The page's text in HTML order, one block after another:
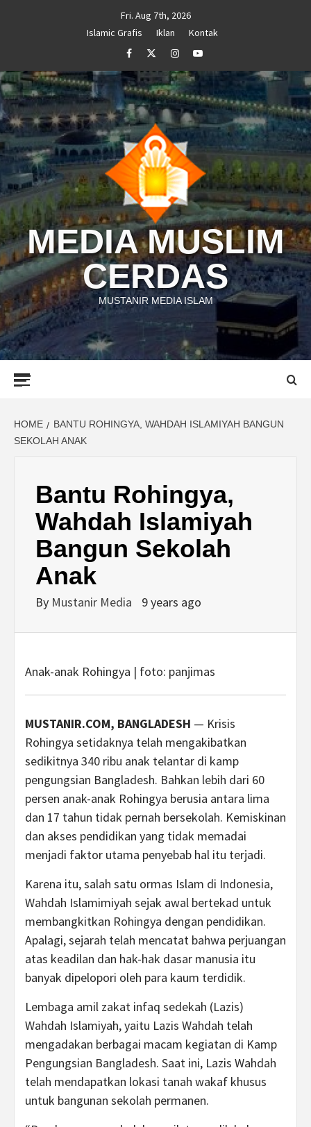
Fri. Aug 7th, 2026
Islamic Grafis
Iklan
Kontak
FacebookTwitterInstagramYoutube
MEDIA MUSLIM
CERDAS
MUSTANIR MEDIA ISLAM
HOME
BANTU ROHINGYA, WAHDAH ISLAMIYAH BANGUN
SEKOLAH ANAK
Bantu Rohingya,
Wahdah Islamiyah
Bangun Sekolah
Anak
By Mustanir Media 9 years ago
Anak-anak Rohingya | foto: panjimas
MUSTANIR.COM, BANGLADESH — Krisis
Rohingya setidaknya telah mengakibatkan
sedikitnya 340 ribu anak telantar di kamp
pengungsian Bangladesh. Bahkan lebih dari 60
persen anak-anak Rohingya berusia antara lima
dan 17 tahun tidak pernah bersekolah. Kemiskinan
dan akses pendidikan yang tidak memadai
menjadi faktor utama penyebab hal itu terjadi.
Karena itu, salah satu ormas Islam di Indonesia,
Wahdah Islamimiyah sejak awal bertekad untuk
membangkitkan Rohingya dengan pendidikan.
Apalagi, sejarah telah mencatat bahwa perjuangan
atas keadilan dan hak-hak dasar manusia itu
banyak dipelopori oleh para kaum terdidik.
Lembaga amil zakat infaq sedekah (Lazis)
Wahdah Islamiyah, yaitu Lazis Wahdah telah
mengadakan berbagai macam kegiatan di Kamp
Pengungsian Bangladesh. Saat ini, Lazis Wahdah
telah mendapatkan lokasi tanah wakaf khusus
untuk bangunan sekolah permanen.